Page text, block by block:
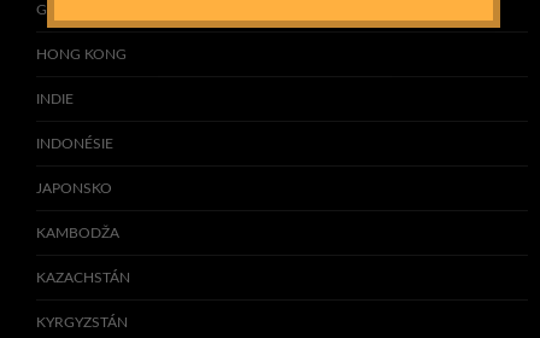
GRUZIE
HONG KONG
INDIE
INDONÉSIE
JAPONSKO
KAMBODŽA
KAZACHSTÁN
KYRGYZSTÁN